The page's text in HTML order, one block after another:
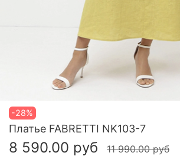
-28%
Платье FABRETTI NK103-7
8 590.00 руб 11 990.00 руб